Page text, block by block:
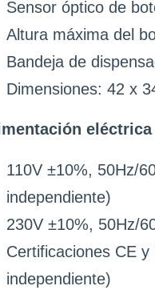
Sensor óptico de
Altura máxima del
Bandeja de
Dimensiones: 42 x
eléctrica
110V ±10%, 50Hz/
independiente)
230V ±10%, 50Hz/
Certificaciones CE
independiente)